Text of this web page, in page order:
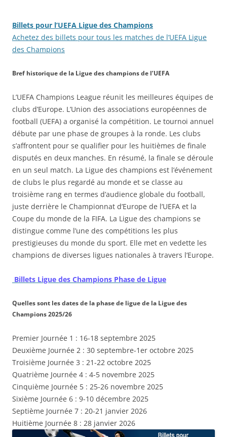
Billets pour l’UEFA Ligue des Champions
Achetez des billets pour tous les matches de l’UEFA Ligue
des Champions
Bref historique de la Ligue des champions de l’UEFA
L’UEFA Champions League réunit les meilleures équipes de
clubs d’Europe. L’Union des associations européennes de
football (UEFA) a organisé la compétition. Le tournoi annuel
débute par une phase de groupes à la ronde. Les clubs
s’affrontent pour se qualifier pour les huitièmes de finale
disputés en deux manches. En résumé, la finale se déroule
en un seul match. La Ligue des champions est l’événement
de clubs le plus regardé au monde et se classe au
troisième rang en termes d’audience globale du football,
juste derrière le Championnat d’Europe de l’UEFA et la
Coupe du monde de la FIFA. La Ligue des champions se
distingue comme l’une des compétitions les plus
prestigieuses du monde du sport. Elle met en vedette les
champions de diverses ligues nationales à travers l’Europe.
Billets Ligue des Champions Phase de Ligue
Quelles sont les dates de la phase de ligue de la Ligue des
Champions 2025/26
Premier Journée 1 : 16-18 septembre 2025
Deuxième Journée 2 : 30 septembre-1er octobre 2025
Troisième Journée 3 : 21-22 octobre 2025
Quatrième Journée 4 : 4-5 novembre 2025
Cinquième Journée 5 : 25-26 novembre 2025
Sixième Journée 6 : 9-10 décembre 2025
Septième Journée 7 : 20-21 janvier 2026
Huitième Journée 8 : 28 janvier 2026